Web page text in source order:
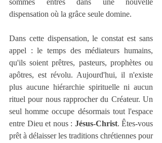
sommes entrés dans une nouvelle
dispensation où la grâce seule domine.
Dans cette dispensation, le constat est sans
appel : le temps des médiateurs humains,
qu'ils soient prêtres, pasteurs, prophètes ou
apôtres, est révolu. Aujourd'hui, il n'existe
plus aucune hiérarchie spirituelle ni aucun
rituel pour nous rapprocher du Créateur. Un
seul homme occupe désormais tout l'espace
entre Dieu et nous : Jésus-Christ. Êtes-vous
prêt à délaisser les traditions chrétiennes pour